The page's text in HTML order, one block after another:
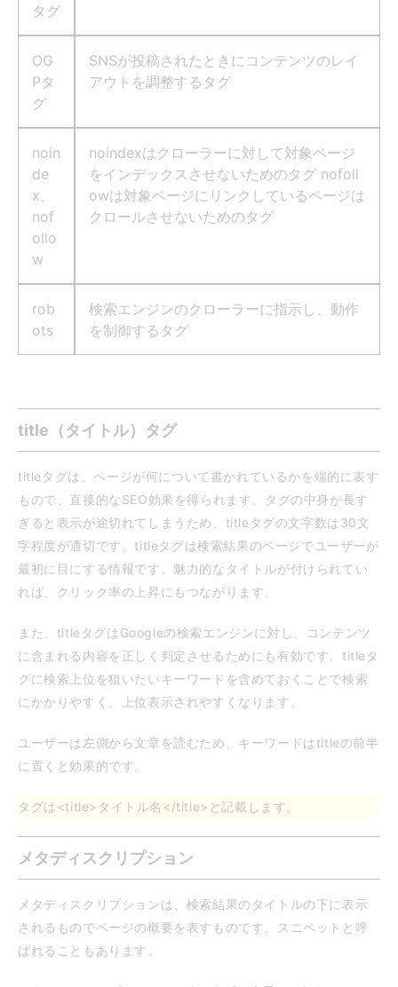
タグ
OG
Pタ
グ
SNSが投稿されたときにコンテンツのレイ
アウトを調整するタグ
noin
de
x、
nof
ollo
w
noindexはクローラーに対して対象ページ
をインデックスさせないためのタグ nofoll
owは対象ページにリンクしているページは
クロールさせないためのタグ
rob
ots
検索エンジンのクローラーに指示し、動作
を制御するタグ
title（タイトル）タグ
titleタグは、ページが何について書かれているかを端的に表す
もので、直接的なSEO効果を得られます。タグの中身が長す
ぎると表示が途切れてしまうため、titleタグの文字数は30文
字程度が適切です。titleタグは検索結果のページでユーザーが
最初に目にする情報です。魅力的なタイトルが付けられてい
れば、クリック率の上昇にもつながります。
また、titleタグはGoogleの検索エンジンに対し、コンテンツ
に含まれる内容を正しく判定させるためにも有効です。titleタ
グに検索上位を狙いたいキーワードを含めておくことで検索
にかかりやすく、上位表示されやすくなります。
ユーザーは左側から文章を読むため、キーワードはtitleの前半
に置くと効果的です。
タグは<title>タイトル名</title>と記載します。
メタディスクリプション
メタディスクリプションは、検索結果のタイトルの下に表示
されるものでページの概要を表すものです。スニペットと呼
ばれることもあります。